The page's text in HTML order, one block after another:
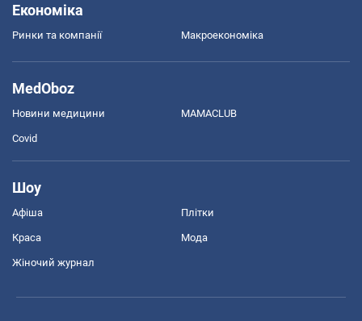
Економіка
Ринки та компанії Макроекономіка
MedOboz
Новини медицини MAMACLUB
Covid
Шоу
Афіша Плітки
Краса Мода
Жіночий журнал